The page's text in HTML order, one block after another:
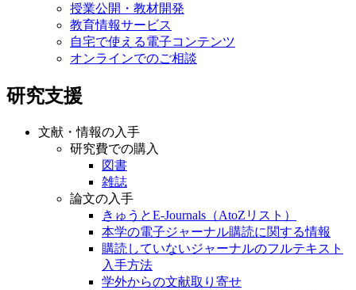
授業公開・教材開発
教育情報サービス
自宅で使える電子コンテンツ
オンラインでのご相談
研究支援
文献・情報の入手
研究費での購入
図書
雑誌
論文の入手
きゅうとE-Journals（AtoZリスト）
本学の電子ジャーナル購読に関する情報
購読していないジャーナルのフルテキスト
入手方法
学外からの文献取り寄せ